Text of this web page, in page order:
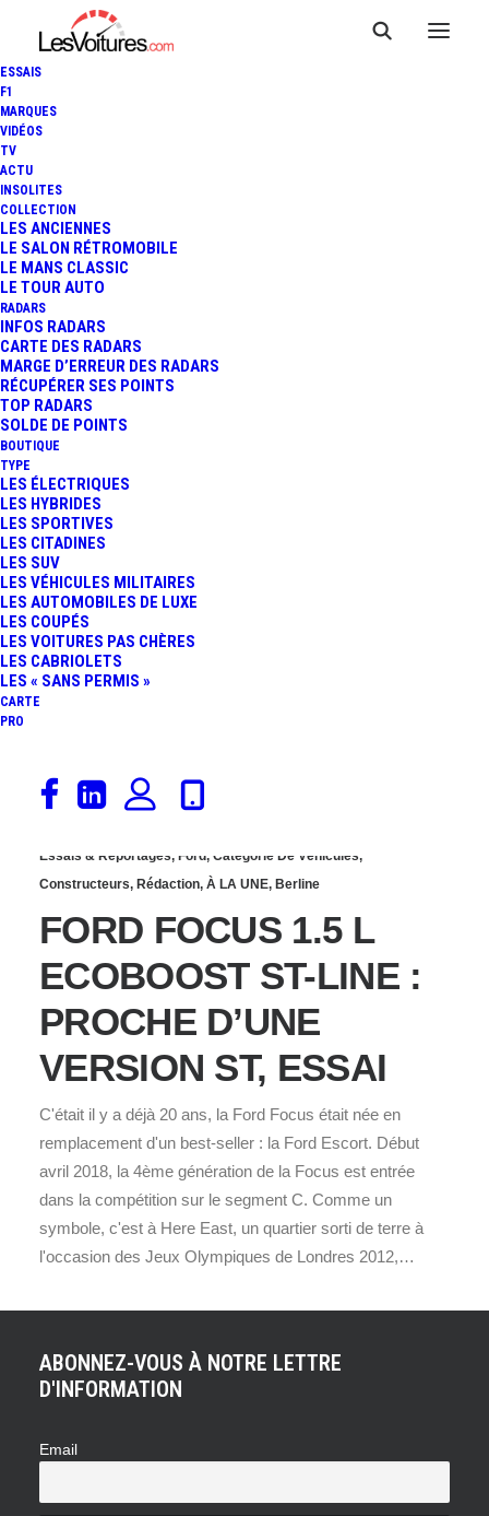
ESSAIS
F1
MARQUES
VIDÉOS
TV
ACTU
INSOLITES
COLLECTION
LES ANCIENNES
LE SALON RÉTROMOBILE
LE MANS CLASSIC
LE TOUR AUTO
RADARS
INFOS RADARS
CARTE DES RADARS
MARGE D’ERREUR DES RADARS
RÉCUPÉRER SES POINTS
TOP RADARS
SOLDE DE POINTS
BOUTIQUE
TYPE
LES ÉLECTRIQUES
LES HYBRIDES
LES SPORTIVES
LES CITADINES
LES SUV
LES VÉHICULES MILITAIRES
LES AUTOMOBILES DE LUXE
LES COUPÉS
LES VOITURES PAS CHÈRES
LES CABRIOLETS
LES « SANS PERMIS »
CARTE
PRO
26 juin 2019
FORD PUMA : LE
NOUVEAU SUV
COMPACT FAIT FORT
Essais & Reportages, Ford, Catégorie De Véhicules,
Constructeurs, Rédaction, À LA UNE, Berline
FORD FOCUS 1.5 L
ECOBOOST ST-LINE :
PROCHE D’UNE
VERSION ST, ESSAI
C'était il y a déjà 20 ans, la Ford Focus était née en
remplacement d'un best-seller : la Ford Escort. Début
avril 2018, la 4ème génération de la Focus est entrée
dans la compétition sur le segment C. Comme un
symbole, c'est à Here East, un quartier sorti de terre à
l'occasion des Jeux Olympiques de Londres 2012,…
ABONNEZ-VOUS À NOTRE LETTRE
D'INFORMATION
Email